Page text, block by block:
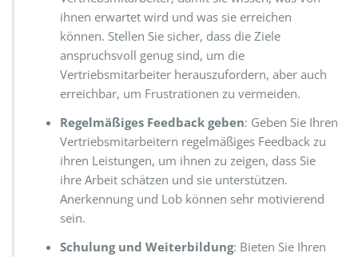
ihnen erwartet wird und was sie erreichen
können. Stellen Sie sicher, dass die Ziele
anspruchsvoll genug sind, um die
Vertriebsmitarbeiter herauszufordern, aber auch
erreichbar, um Frustrationen zu vermeiden.
Regelmäßiges Feedback geben: Geben Sie Ihren
Vertriebsmitarbeitern regelmäßiges Feedback zu
ihren Leistungen, um ihnen zu zeigen, dass Sie
ihre Arbeit schätzen und sie unterstützen.
Anerkennung und Lob können sehr motivierend
sein.
Schulung und Weiterbildung: Bieten Sie Ihren